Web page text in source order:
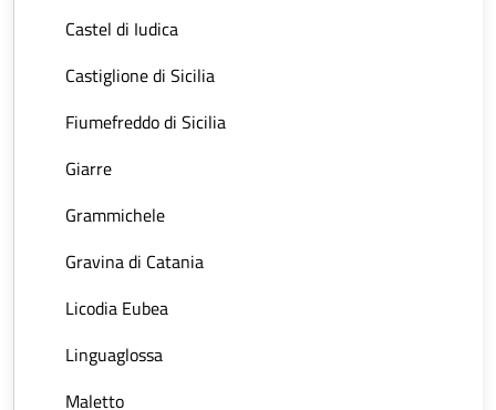
Castel di Iudica
Castiglione di Sicilia
Fiumefreddo di Sicilia
Giarre
Grammichele
Gravina di Catania
Licodia Eubea
Linguaglossa
Maletto